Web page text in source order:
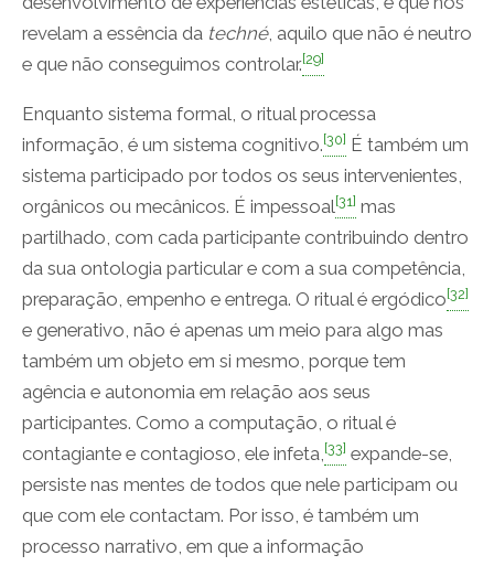
revelam a essência da techné, aquilo que não é neutro
e que não conseguimos controlar.[29]
Enquanto sistema formal, o ritual processa
informação, é um sistema cognitivo. [30] É também um
sistema participado por todos os seus intervenientes,
orgânicos ou mecânicos. É impessoal[31] mas
partilhado, com cada participante contribuindo dentro
da sua ontologia particular e com a sua competência,
preparação, empenho e entrega. O ritual é ergódico [32]
e generativo, não é apenas um meio para algo mas
também um objeto em si mesmo, porque tem
agência e autonomia em relação aos seus
participantes. Como a computação, o ritual é
contagiante e contagioso, ele infeta, [33] expande-se,
persiste nas mentes de todos que nele participam ou
que com ele contactam. Por isso, é também um
processo narrativo, em que a informação